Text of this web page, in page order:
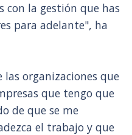
con la gestión que has
para adelante", ha
las organizaciones que
que tengo que
de que se me
el trabajo y que